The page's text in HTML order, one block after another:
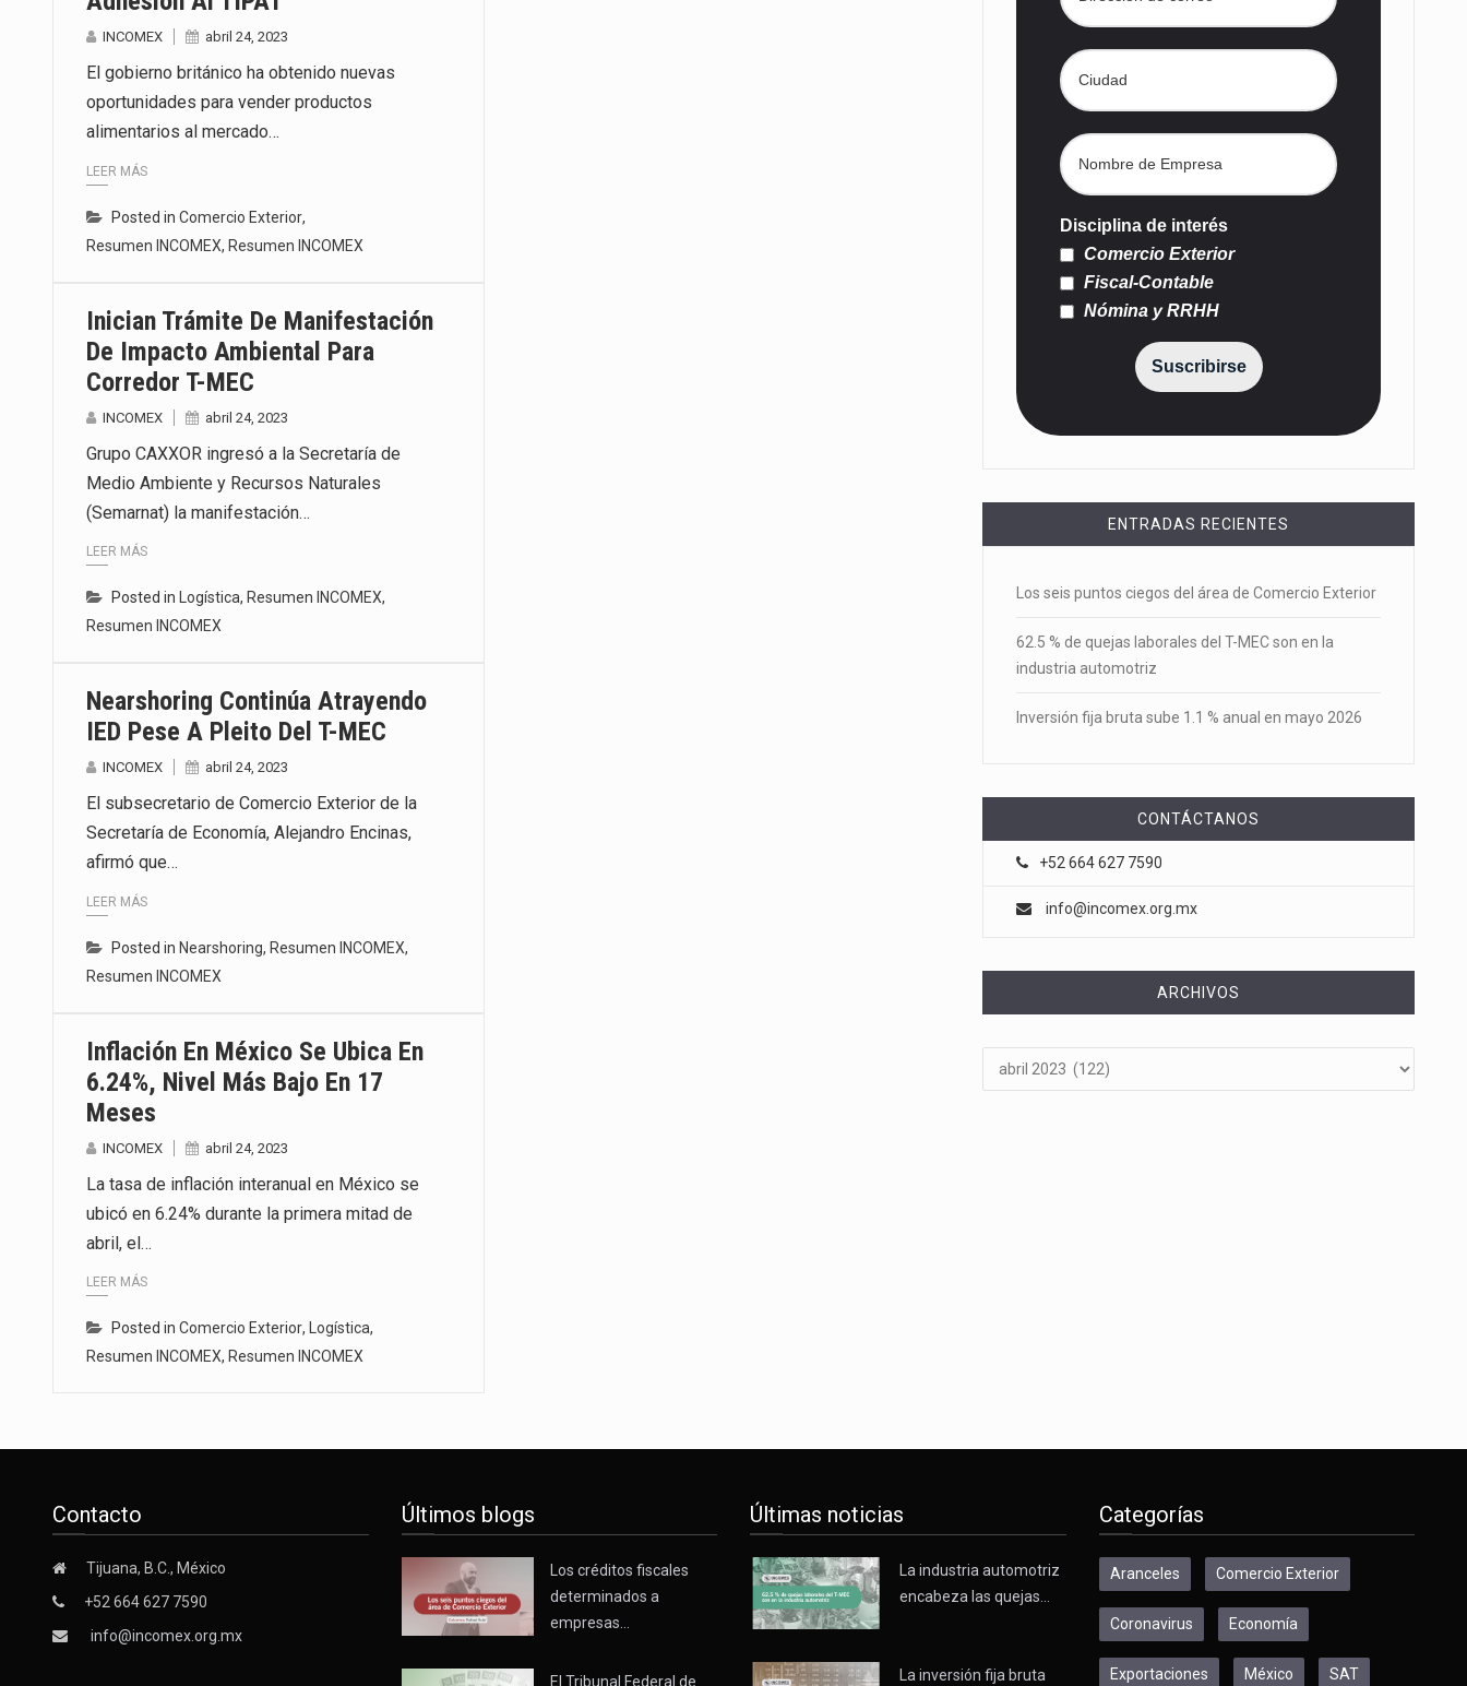
INCOMEX abril 24, 2023
El gobierno británico ha obtenido nuevas
oportunidades para vender productos
alimentarios al mercado…
LEER MÁS
Posted in Comercio Exterior,
Resumen INCOMEX, Resumen INCOMEX
Inician Trámite De Manifestación
De Impacto Ambiental Para
Corredor T-MEC
INCOMEX abril 24, 2023
Grupo CAXXOR ingresó a la Secretaría de
Medio Ambiente y Recursos Naturales
(Semarnat) la manifestación…
LEER MÁS
Posted in Logística, Resumen INCOMEX,
Resumen INCOMEX
Nearshoring Continúa Atrayendo
IED Pese A Pleito Del T-MEC
INCOMEX abril 24, 2023
El subsecretario de Comercio Exterior de la
Secretaría de Economía, Alejandro Encinas,
afirmó que…
LEER MÁS
Posted in Nearshoring, Resumen INCOMEX,
Resumen INCOMEX
Inflación En México Se Ubica En
6.24%, Nivel Más Bajo En 17
Meses
INCOMEX abril 24, 2023
La tasa de inflación interanual en México se
ubicó en 6.24% durante la primera mitad de
abril, el…
LEER MÁS
Posted in Comercio Exterior, Logística,
Resumen INCOMEX, Resumen INCOMEX
Disciplina de interés
Comercio Exterior
Fiscal-Contable
Nómina y RRHH
Suscribirse
ENTRADAS RECIENTES
Los seis puntos ciegos del área de Comercio Exterior
62.5 % de quejas laborales del T-MEC son en la
industria automotriz
Inversión fija bruta sube 1.1 % anual en mayo 2026
CONTÁCTANOS
+52 664 627 7590
info@incomex.org.mx
ARCHIVOS
Contacto
Tijuana, B.C., México
+52 664 627 7590
info@incomex.org.mx
Últimos blogs
Los créditos fiscales
determinados a
empresas…
El Tribunal Federal de
Últimas noticias
La industria automotriz
encabeza las quejas…
La inversión fija bruta
Categorías
Aranceles Comercio Exterior
Coronavirus Economía
Exportaciones México SAT